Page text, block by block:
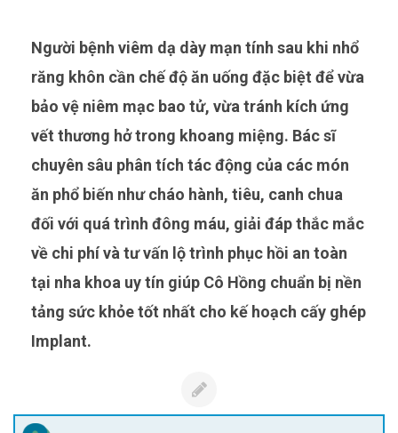
Người bệnh viêm dạ dày mạn tính sau khi nhổ
răng khôn cần chế độ ăn uống đặc biệt để vừa
bảo vệ niêm mạc bao tử, vừa tránh kích ứng
vết thương hở trong khoang miệng. Bác sĩ
chuyên sâu phân tích tác động của các món
ăn phổ biến như cháo hành, tiêu, canh chua
đối với quá trình đông máu, giải đáp thắc mắc
về chi phí và tư vấn lộ trình phục hồi an toàn
tại nha khoa uy tín giúp Cô Hồng chuẩn bị nền
tảng sức khỏe tốt nhất cho kế hoạch cấy ghép
Implant.